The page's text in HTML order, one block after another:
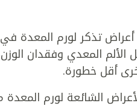
تذكر لورم المعدة في
الألم المعدي وفقدان
أقل خطورة.
الشائعة لورم المعدة